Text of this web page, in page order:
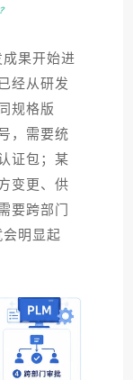
果开始进
经从研发
规格版
，需要统
证包；某
变更、供
要跨部门
明显起